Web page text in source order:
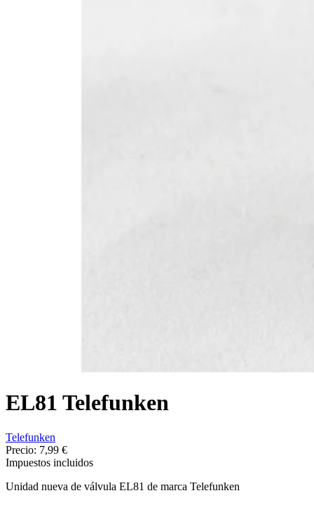
EL81 Telefunken
Telefunken
Precio: 7,99 €
Impuestos incluidos
Unidad nueva de válvula EL81 de marca Telefunken